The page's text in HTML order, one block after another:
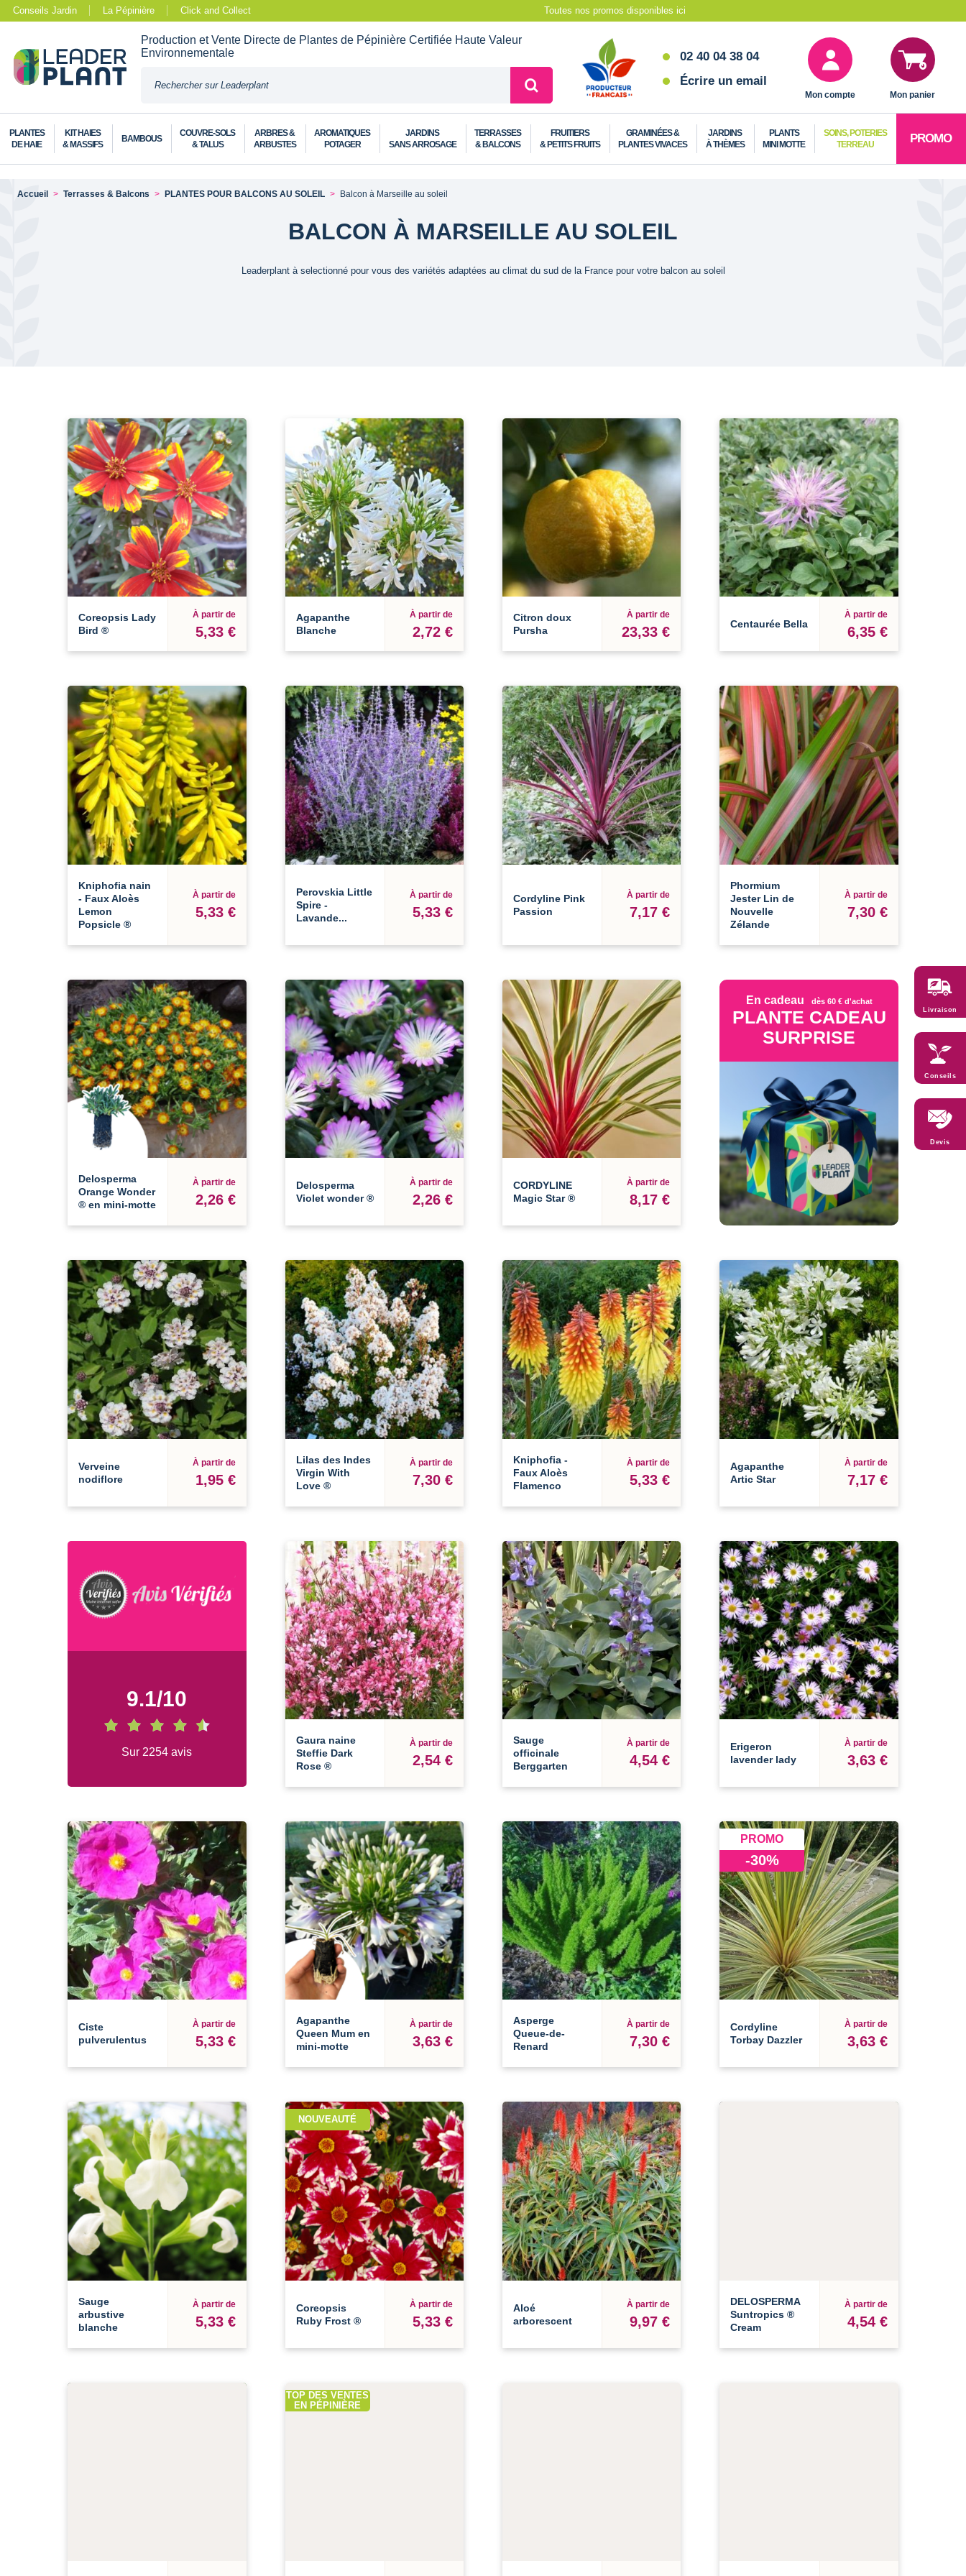
Conseils Jardin La Pépinière Click and Collect Toutes nos promos disponibles ici
Production et Vente Directe de Plantes de Pépinière Certifiée Haute Valeur
Environnementale
02 40 04 38 04
Écrire un email
Mon compte Mon panier
PLANTES
DE HAIE
KIT HAIES
& MASSIFS
BAMBOUS
COUVRE-SOLS
& TALUS
ARBRES &
ARBUSTES
AROMATIQUES
POTAGER
JARDINS
SANS ARROSAGE
TERRASSES
& BALCONS
FRUITIERS
& PETITS FRUITS
GRAMINÉES &
PLANTES VIVACES
JARDINS
À THÈMES
PLANTS
MINI MOTTE
SOINS, POTERIES
TERREAU
PROMO
Accueil Terrasses & Balcons PLANTES POUR BALCONS AU SOLEIL Balcon à Marseille au soleil
BALCON À MARSEILLE AU SOLEIL
Leaderplant à selectionné pour vous des variétés adaptées au climat du sud de la France pour votre balcon au soleil
Coreopsis Lady
Bird ®
À partir de
5,33 €
Agapanthe
Blanche
À partir de
2,72 €
Citron doux
Pursha
À partir de
23,33 € Centaurée Bella
À partir de
6,35 €
Kniphofia nain
- Faux Aloès
Lemon
Popsicle ®
À partir de
5,33 €
Perovskia Little
Spire -
Lavande...
À partir de
5,33 €
Cordyline Pink
Passion
À partir de
7,17 €
Phormium
Jester Lin de
Nouvelle
Zélande
À partir de
7,30 €
Delosperma
Orange Wonder
® en mini-motte
À partir de
2,26 €
Delosperma
Violet wonder ®
À partir de
2,26 €
CORDYLINE
Magic Star ®
À partir de
8,17 €
En cadeau dès 60 € d'achat
PLANTE CADEAU
SURPRISE
Verveine
nodiflore
À partir de
1,95 €
Lilas des Indes
Virgin With
Love ®
À partir de
7,30 €
Kniphofia -
Faux Aloès
Flamenco
À partir de
5,33 €
Agapanthe
Artic Star
À partir de
7,17 €
9.1/10
Sur 2254 avis
Gaura naine
Steffie Dark
Rose ®
À partir de
2,54 €
Sauge
officinale
Berggarten
À partir de
4,54 €
Erigeron
lavender lady
À partir de
3,63 €
Ciste
pulverulentus
À partir de
5,33 €
Agapanthe
Queen Mum en
mini-motte
À partir de
3,63 €
Asperge
Queue-de-
Renard
À partir de
7,30 €
PROMO
-30%
Cordyline
Torbay Dazzler
À partir de
3,63 €
Sauge
arbustive
blanche
À partir de
5,33 €
NOUVEAUTÉ
Coreopsis
Ruby Frost ®
À partir de
5,33 €
Aloé
arborescent
À partir de
9,97 €
DELOSPERMA
Suntropics ®
Cream
À partir de
4,54 €
TOP DES VENTES
EN PÉPINIÈRE
Livraison
Conseils
Devis